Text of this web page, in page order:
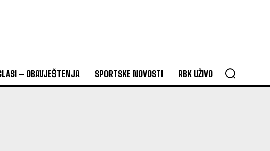
– OBAVJEŠTENJA SPORTSKE NOVOSTI RBK UŽIVO